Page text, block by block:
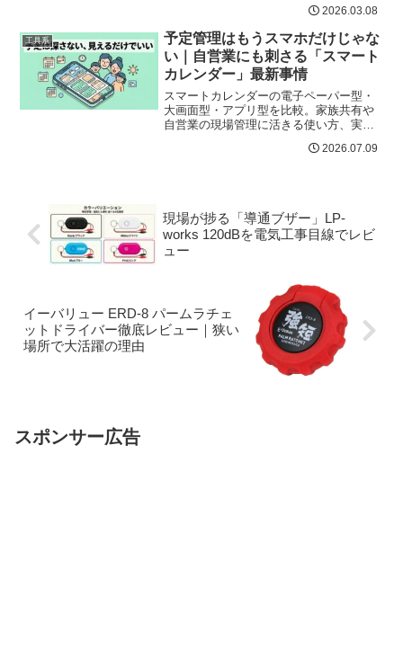
という時に取り出せず「死蔵品」と化す
からだ。ケーブルドラム、圧着工具、ブ
レーカー類奥にあるものを...
2026.03.08
工具系
予定管理はもうスマホだけじゃな
い｜自営業にも刺さる「スマート
カレンダー」最新事情
スマートカレンダーの電子ペーパー型・
大画面型・アプリ型を比較。家族共有や
自営業の現場管理に活きる使い方、実際
2026.07.09
現場が捗る「導通ブザー」LP-
works 120dBを電気工事目線でレビ
ュー
イーバリュー ERD-8 パームラチェ
ットドライバー徹底レビュー｜狭い
場所で大活躍の理由
スポンサー広告